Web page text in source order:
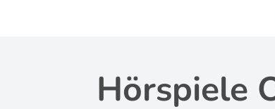
Hörspiele